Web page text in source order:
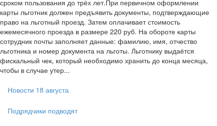
сроком пользования до трёх лет.При первичном оформлении
карты льготник должен предъявить документы, подтверждающие
право на льготный проезд. Затем оплачивает стоимость
ежемесячного проезда в размере 220 руб. На обороте карты
сотрудник почты заполняет данные: фамилию, имя, отчество
льготника и номер документа на льготы. Льготнику выдаётся
фискальный чек, который необходимо хранить до конца месяца,
чтобы в случае утер...
Новости 18 августа
Подрядчики подводят